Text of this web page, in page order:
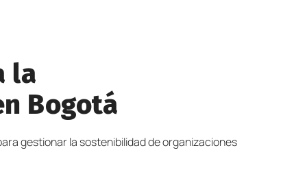
la
Bogotá
gestionar la sostenibilidad de organizaciones